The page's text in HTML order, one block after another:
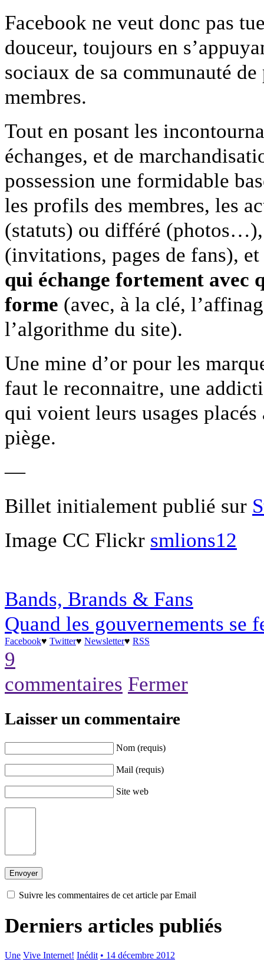
Face­book ne veut donc pas
douceur, tou­jours en
soci­aux de sa com­mu­nauté
membres.
Tout en posant les
échanges, et de
pos­ses­sion une for­mi­da­ble
les pro­fils des mem­bres, les
(statuts) ou dif­féré
(invi­ta­tions, pages de fans),
qui échange forte­ment avec
forme (avec, à la clé,
l’algorithme du site).
Une mine d’or pour les
faut le recon­naitre, une
qui voient leurs usages
piège.
—
Billet initialement publié sur
Image CC Flickr smlions12
Bands, Brands & Fans
Quand les gouvernements se
Facebook♥ Twitter♥ Newsletter♥ RSS
9
commentaires Fermer
Laisser un commentaire
Nom (requis)
Mail (requis)
Site web
Suivre les commentaires de cet article par Email
Derniers articles publiés
Une Vive Internet! Inédit • 14 décembre 2012